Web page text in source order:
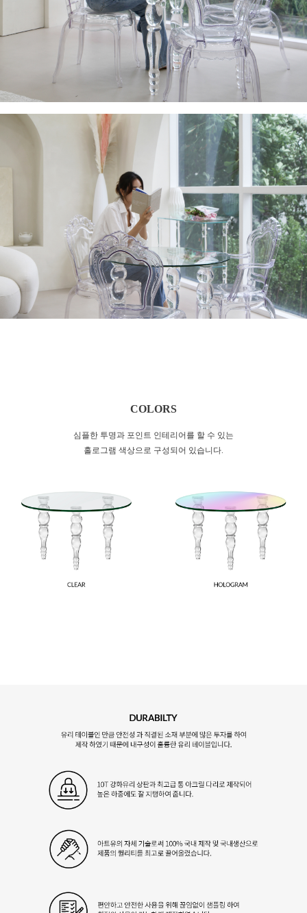
COLORS
심플한 투명과 포인트 인테리어를 할 수 있는
홀로그램 색상으로 구성되어 있습니다.